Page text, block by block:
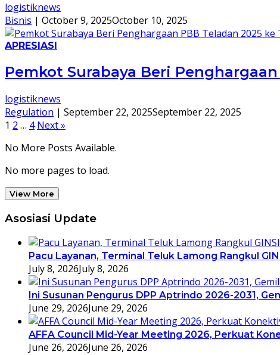
logistiknews
Bisnis | October 9, 2025October 10, 2025
APRESIASI
Pemkot Surabaya Beri Penghargaan
logistiknews
Regulation | September 22, 2025September 22, 2025
Posts
pagination
1 2 … 4 Next »
No More Posts Available.
No more pages to load.
View More
Asosiasi Update
Pacu Layanan, Terminal Teluk Lamong Rangkul
July 8, 2026July 8, 2026
Ini Susunan Pengurus DPP Aptrindo 2026-2031,
June 29, 2026June 29, 2026
AFFA Council Mid-Year Meeting 2026, Perkuat
June 26, 2026June 26, 2026